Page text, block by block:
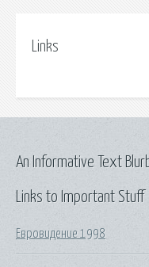
Links
Links to Important Stuff
Евровидение 1998
An Informative Text